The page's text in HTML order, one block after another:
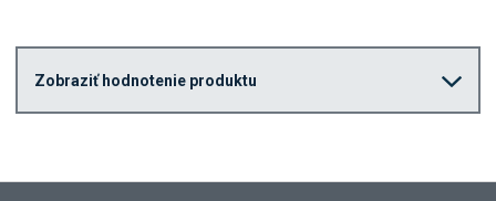
Zobraziť hodnotenie produktu